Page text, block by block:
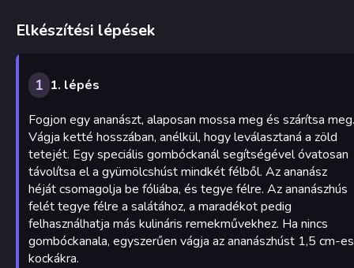
Elkészítési lépések
1 1. lépés
Fogjon egy ananászt, alaposan mossa meg és szárítsa meg.
Vágja ketté hosszában, anélkül, hogy leválasztaná a zöld
tetejét. Egy speciális gombóckanál segítségével óvatosan
távolítsa el a gyümölcshúst mindkét félből. Az ananász
héját csomagolja be fóliába, és tegye félre. Az ananászhús
felét tegye félre a salátához, a maradékot pedig
felhasználhatja más kulináris remekművekhez. Ha nincs
gombóckanala, egyszerűen vágja az ananászhúst 1,5 cm-es
kockákra.